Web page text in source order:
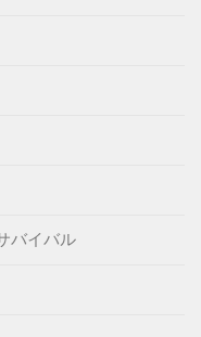
バイバル